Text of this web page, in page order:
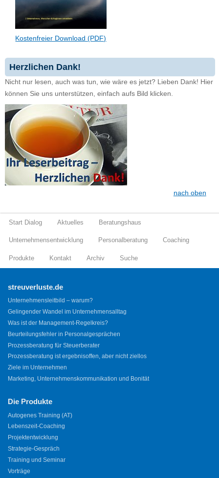
Kostenfreier Download (PDF)
Herzlichen Dank!
Nicht nur lesen, auch was tun, wie wäre es jetzt? Lieben Dank! Hier
können Sie uns unterstützen, einfach aufs Bild klicken.
nach oben
Start Dialog Aktuelles Beratungshaus
Unternehmensentwicklung Personalberatung Coaching
Produkte Kontakt Archiv Suche
streuverluste.de
Unternehmensleitbild – warum?
Gelingender Wandel im Unternehmensalltag
Was ist der Management-Regelkreis?
Beurteilungsfehler in Personalgesprächen
Prozessberatung für Steuerberater
Prozessberatung ist ergebnisoffen, aber nicht ziellos
Ziele im Unternehmen
Marketing, Unternehmenskommunikation und Bonität
Die Produkte
Autogenes Training (AT)
Lebenszeit-Coaching
Projektentwicklung
Strategie-Gespräch
Training und Seminar
Vorträge